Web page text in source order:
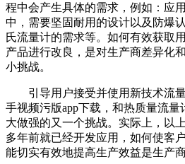
程中会产生具体的需求，例如
中，需要坚固耐用的设计以及防
氏流量计的需求等。如何有效获取用
产品进行改良，是对生产商差异
小挑战。
引导用户接受并使用新技术流量计
手视频污版app下载，和热质量流
大做强的又一个挑战。实际上
多年前就已经开发应用，如何使
能切实有效地提高生产效益是生产商